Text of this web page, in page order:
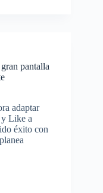
pantalla
adaptar
y Like a
éxito con